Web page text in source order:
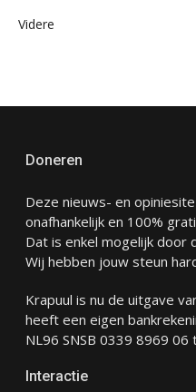
Videre
Doneren
Deze nieuws- en
onafhankelijk en 100%
Dat is enkel mogelijk door
Wij hebben jouw steun
Krapuul is nu de uitgave
heeft een eigen
NL96 SNSB 0339 8969 06
Interactie